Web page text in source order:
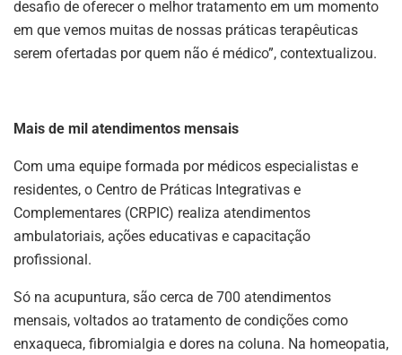
desafio de oferecer o melhor tratamento em um momento
em que vemos muitas de nossas práticas terapêuticas
serem ofertadas por quem não é médico”, contextualizou.
Mais de mil atendimentos mensais
Com uma equipe formada por médicos especialistas e
residentes, o Centro de Práticas Integrativas e
Complementares (CRPIC) realiza atendimentos
ambulatoriais, ações educativas e capacitação
profissional.
Só na acupuntura, são cerca de 700 atendimentos
mensais, voltados ao tratamento de condições como
enxaqueca, fibromialgia e dores na coluna. Na homeopatia,